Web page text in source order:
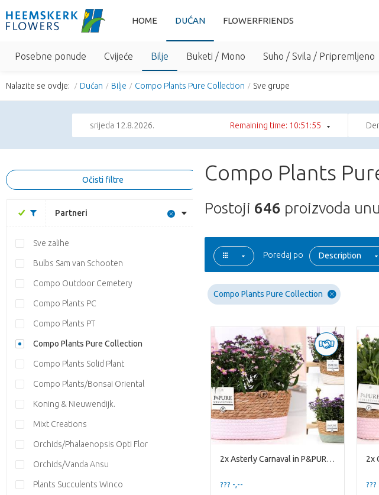
HOME DUĆAN FLOWERFRIENDS
Posebne ponude Cvijeće Bilje Buketi / Mono Suho / Svila / Pripremljeno
Nalazite se ovdje: Dućan Bilje Compo Plants Pure Collection Sve grupe
srijeda 12.8.2026. Remaining time: 10:51:54
Očisti filtre
Partneri
Sve zalihe
Bulbs Sam van Schooten
Compo Outdoor Cemetery
Compo Plants PC
Compo Plants PT
Compo Plants Pure Collection
Compo Plants Solid Plant
Compo Plants/Bonsai Oriental
Koning & Nieuwendijk.
Mixt Creations
Orchids/Phalaenopsis Opti Flor
Orchids/Vanda Ansu
Plants Succulents Winco
Compo Plants
Postoji 646 proizvoda
Poredaj po Description
Compo Plants Pure Collection
2x Asterly Carnaval in P&PURE Fieldbasket 3 assort
??? -,-- ???